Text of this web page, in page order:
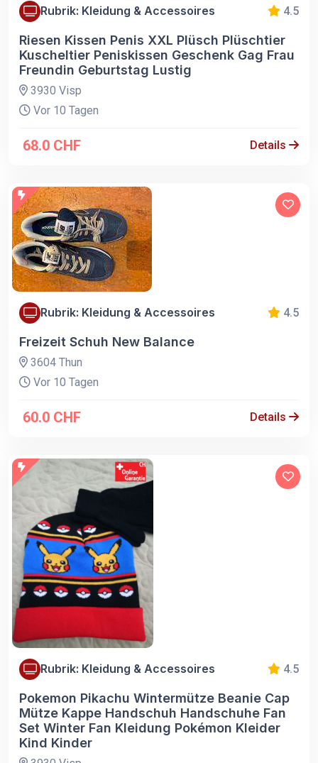
Rubrik: Kleidung & Accessoires 4.5
Riesen Kissen Penis XXL Plüsch Plüschtier
Kuscheltier Peniskissen Geschenk Gag Frau
Freundin Geburtstag Lustig
3930 Visp
Vor 10 Tagen
68.0 CHF Details
Rubrik: Kleidung & Accessoires 4.5
Freizeit Schuh New Balance
3604 Thun
Vor 10 Tagen
60.0 CHF Details
Rubrik: Kleidung & Accessoires 4.5
Pokemon Pikachu Wintermütze Beanie Cap
Mütze Kappe Handschuh Handschuhe Fan
Set Winter Fan Kleidung Pokémon Kleider
Kind Kinder